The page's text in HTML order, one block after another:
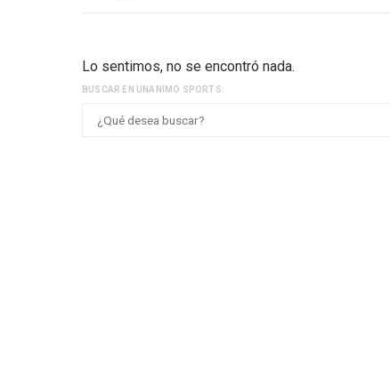
Lo sentimos, no se encontró nada.
BUSCAR EN UNANIMO SPORTS: